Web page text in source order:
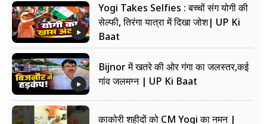
Yogi Takes Selfies : बच्चों संग योगी की
सेल्फी, तिरंगा यात्रा में दिखा जोश| UP Ki
Baat
Bijnor में खतरे की ओर गंगा का जलस्तर,कई
गांव जलमग्न | UP Ki Baat
काकोरी शहीदों को CM Yogi का नमन |